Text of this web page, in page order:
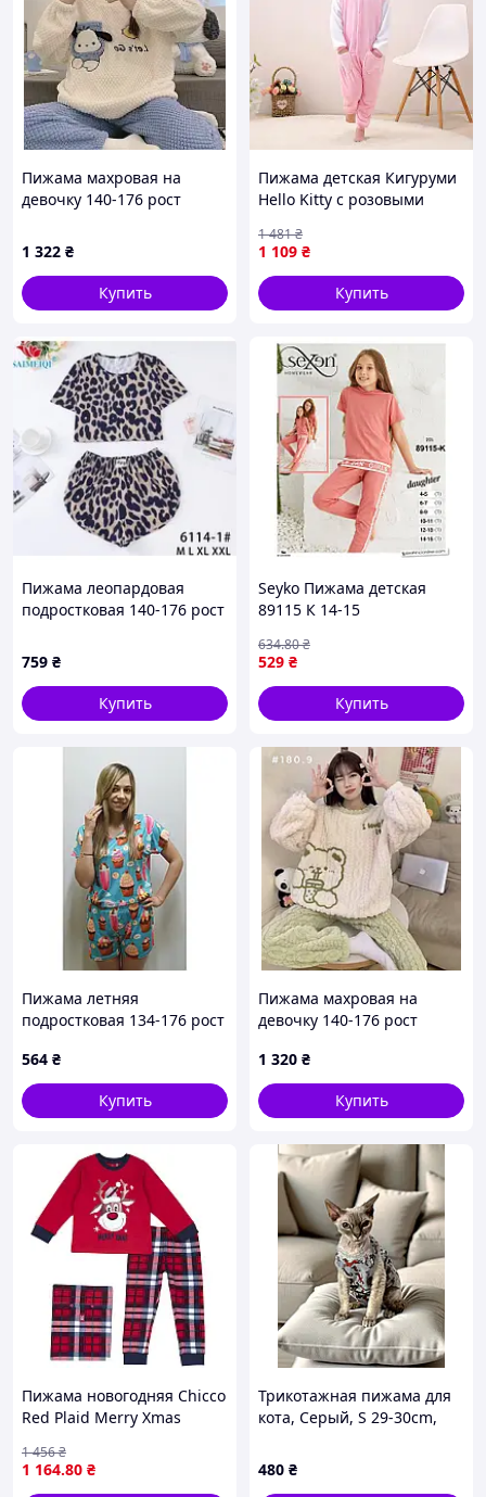
Пижама махровая на
девочку 140-176 рост
1 322 ₴
Купить
Пижама детская Кигуруми
Hello Kitty с розовыми
Денвер Піжама дитяча
Кігурумі Hello Kitty з
рожевими сердечками
1 109 ₴
1 481₴
Купить
Пижама леопардовая
подростковая 140-176 рост
759 ₴
Купить
Seyko Пижама детская
89115 К 14-15
529 ₴
634.80₴
Купить
Пижама летняя
подростковая 134-176 рост
564 ₴
Купить
Пижама махровая на
девочку 140-176 рост
1 320 ₴
Купить
Пижама новогодняя Chicco
Red Plaid Merry Xmas
1 164.80 ₴
1 456₴
Трикотажная пижама для
кота, Серый, S 29-30cm,
480 ₴